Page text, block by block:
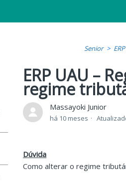
Senior
ERP UAU –
regime
Massayoki Junior
há 10 meses
Dúvida
Como alterar o regime